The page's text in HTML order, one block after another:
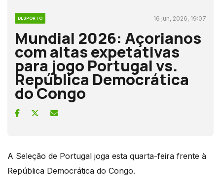
DESPORTO 16 jun, 2026, 19:07
Mundial 2026: Açorianos
com altas expetativas
para jogo Portugal vs.
República Democrática
do Congo
A Seleção de Portugal joga esta quarta-feira frente à
República Democrática do Congo.